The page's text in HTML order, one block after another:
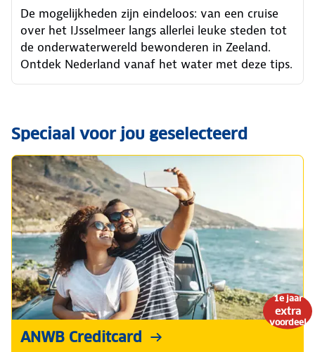
De mogelijkheden zijn eindeloos: van een cruise
over het IJsselmeer langs allerlei leuke steden tot
de onderwaterwereld bewonderen in Zeeland.
Ontdek Nederland vanaf het water met deze tips.
Speciaal voor jou geselecteerd
1e jaar
extra
voordeel
ANWB Creditcard